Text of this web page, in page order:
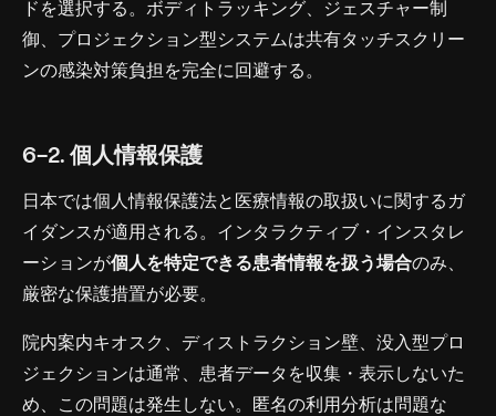
ドを選択する。ボディトラッキング、ジェスチャー制
御、プロジェクション型システムは共有タッチスクリー
ンの感染対策負担を完全に回避する。
6-2. 個人情報保護
日本では個人情報保護法と医療情報の取扱いに関するガ
イダンスが適用される。インタラクティブ・インスタレ
ーションが個人を特定できる患者情報を扱う場合のみ、
厳密な保護措置が必要。
院内案内キオスク、ディストラクション壁、没入型プロ
ジェクションは通常、患者データを収集・表示しないた
め、この問題は発生しない。匿名の利用分析は問題な